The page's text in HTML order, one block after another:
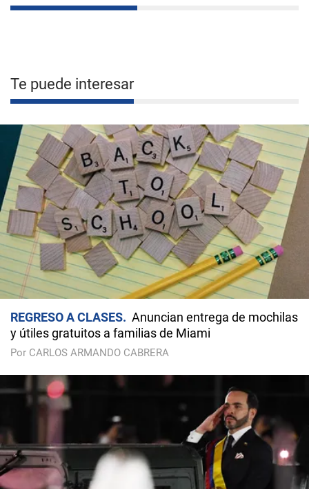
Te puede interesar
REGRESO A CLASES
Anuncian entrega de mochilas
y útiles gratuitos a familias de Miami
Por CARLOS ARMANDO CABRERA